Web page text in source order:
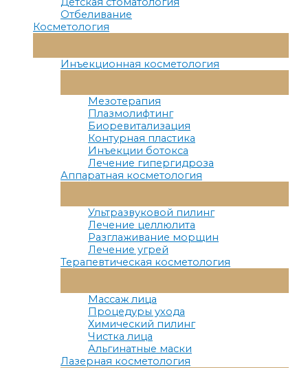
Отбеливание
Косметология
Меню
Инъекционная косметология
Меню
Мезотерапия
Плазмолифтинг
Биоревитализация
Контурная пластика
Инъекции ботокса
Лечение гипергидроза
Аппаратная косметология
Меню
Ультразвуковой пилинг
Лечение целлюлита
Разглаживание морщин
Лечение угрей
Терапевтическая косметология
Меню
Массаж лица
Процедуры ухода
Химический пилинг
Чистка лица
Альгинатные маски
Лазерная косметология